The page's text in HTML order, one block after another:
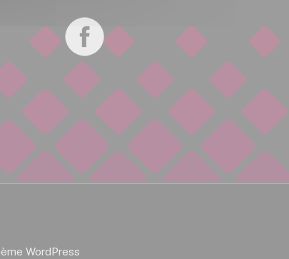
WordPress